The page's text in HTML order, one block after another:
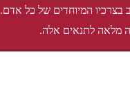
בצרכיו המיוחדים של כל אדם.
מלאה לתנאים אלה.